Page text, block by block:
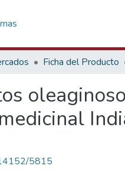
Ficha del Producto
5815